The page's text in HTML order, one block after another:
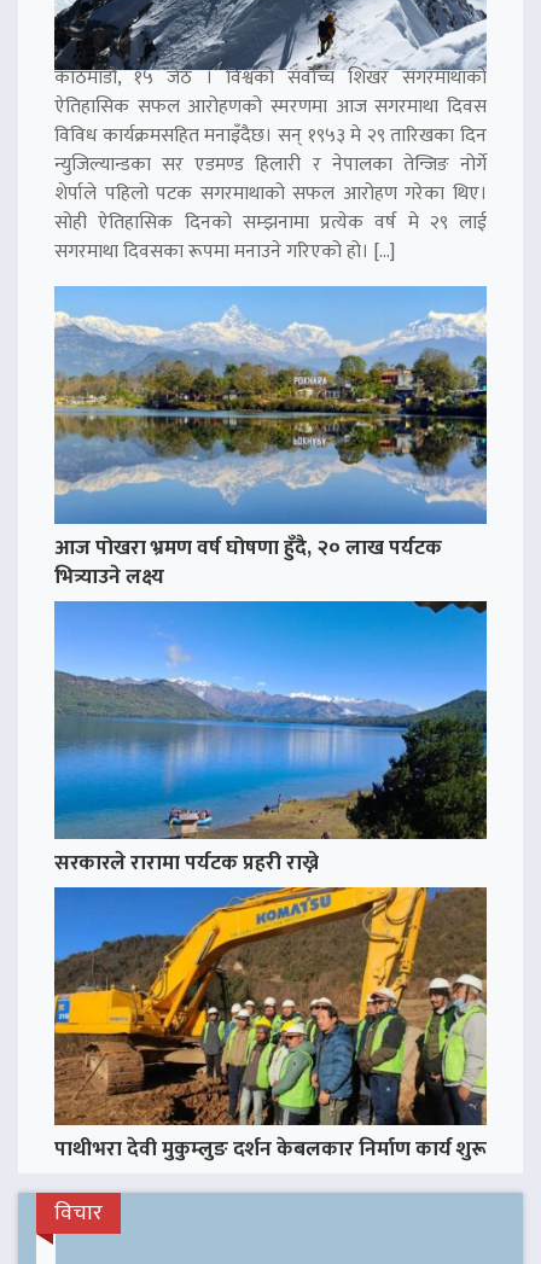
काठमाडौं, १५ जेठ । विश्वको सर्वोच्च शिखर सगरमाथाको
ऐतिहासिक सफल आरोहणको स्मरणमा आज सगरमाथा दिवस
विविध कार्यक्रमसहित मनाइँदैछ। सन् १९५३ मे २९ तारिखका दिन
न्युजिल्यान्डका सर एडमण्ड हिलारी र नेपालका तेन्जिङ नोर्गे
शेर्पाले पहिलो पटक सगरमाथाको सफल आरोहण गरेका थिए।
सोही ऐतिहासिक दिनको सम्झनामा प्रत्येक वर्ष मे २९ लाई
सगरमाथा दिवसका रूपमा मनाउने गरिएको हो। […]
आज पोखरा भ्रमण वर्ष घोषणा हुँदै, २० लाख पर्यटक
भित्र्याउने लक्ष्य
सरकारले रारामा पर्यटक प्रहरी राख्ने
पाथीभरा देवी मुकुम्लुङ दर्शन केबलकार निर्माण कार्य शुरू
विचार